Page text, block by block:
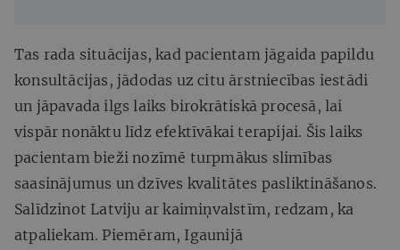
Tas rada situācijas, kad pacientam jāgaida papildu
konsultācijas, jādodas uz citu ārstniecības iestādi
un jāpavada ilgs laiks birokrātiskā procesā, lai
vispār nonāktu līdz efektīvākai terapijai. Šis laiks
pacientam bieži nozīmē turpmākus slimības
saasinājumus un dzīves kvalitātes pasliktināšanos.
Salīdzinot Latviju ar kaimiņvalstīm, redzam, ka
atpaliekam. Piemēram, Igaunijā